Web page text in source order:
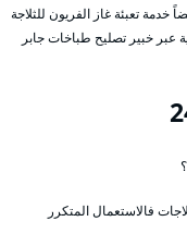
خدمة تعبئة غاز الفريون للثلاجة
عبر خبير تصليح طباخات جابر
فالاستعمال المتكرر